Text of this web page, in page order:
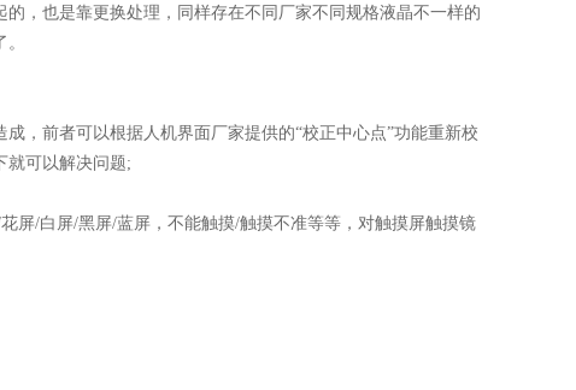
，也是靠更换处理，同样存在不同厂家不同规格液晶不一样的
，前者可以根据人机界面厂家提供的“校正中心点”功能重新校
就可以解决问题;
屏/白屏/黑屏/蓝屏，不能触摸/触摸不准等等，对触摸屏触摸镜